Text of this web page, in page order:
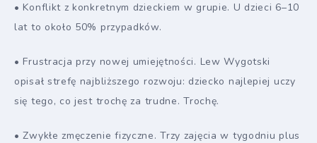
• Konflikt z konkretnym dzieckiem w grupie. U dzieci 6–10
lat to około 50% przypadków.
• Frustracja przy nowej umiejętności. Lew Wygotski
opisał strefę najbliższego rozwoju: dziecko najlepiej uczy
się tego, co jest trochę za trudne. Trochę.
• Zwykłe zmęczenie fizyczne. Trzy zajęcia w tygodniu plus